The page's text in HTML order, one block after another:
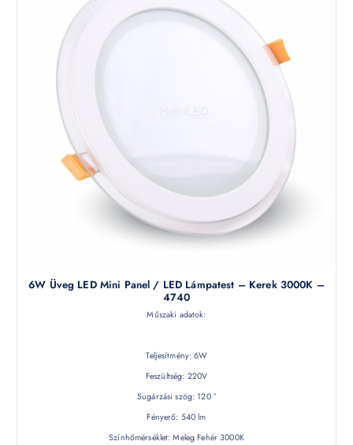
6W Üveg LED Mini Panel / LED Lámpatest – Kerek 3000K –
4740
Műszaki adatok:
Teljesítmény: 6W
Feszültség: 220V
Sugárzási szög: 120 °
Fényerő: 540 lm
Színhőmérséklet: Meleg Fehér 3000K